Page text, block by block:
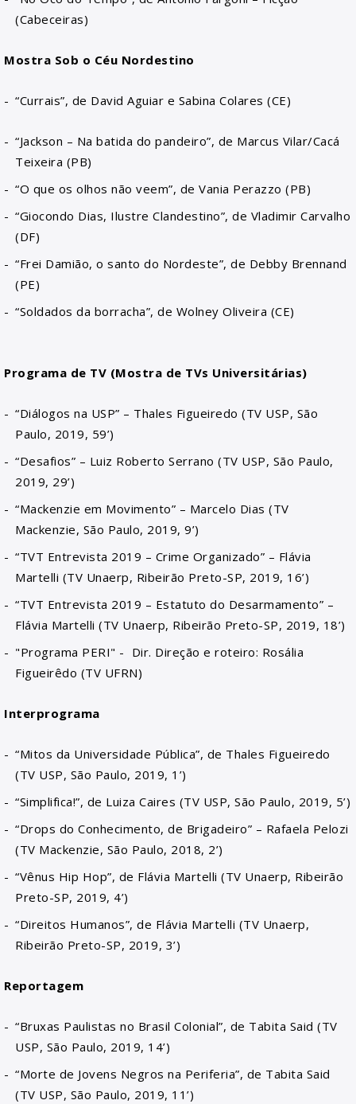
(Cabeceiras)
Mostra Sob o Céu Nordestino
“Currais”, de David Aguiar e Sabina Colares (CE)
“Jackson – Na batida do pandeiro”, de Marcus Vilar/Cacá
Teixeira (PB)
“O que os olhos não veem”, de Vania Perazzo (PB)
“Giocondo Dias, Ilustre Clandestino”, de Vladimir Carvalho
(DF)
“Frei Damião, o santo do Nordeste”, de Debby Brennand
(PE)
“Soldados da borracha”, de Wolney Oliveira (CE)
Programa de TV (Mostra de TVs Universitárias)
“Diálogos na USP” – Thales Figueiredo (TV USP, São
Paulo, 2019, 59’)
“Desafios” – Luiz Roberto Serrano (TV USP, São Paulo,
2019, 29’)
“Mackenzie em Movimento” – Marcelo Dias (TV
Mackenzie, São Paulo, 2019, 9’)
“TVT Entrevista 2019 – Crime Organizado” – Flávia
Martelli (TV Unaerp, Ribeirão Preto-SP, 2019, 16’)
“TVT Entrevista 2019 – Estatuto do Desarmamento” –
Flávia Martelli (TV Unaerp, Ribeirão Preto-SP, 2019, 18’)
"Programa PERI" - Dir. Direção e roteiro: Rosália
Figueirêdo (TV UFRN)
Interprograma
“Mitos da Universidade Pública”, de Thales Figueiredo
(TV USP, São Paulo, 2019, 1’)
“Simplifica!”, de Luiza Caires (TV USP, São Paulo, 2019, 5’)
“Drops do Conhecimento, de Brigadeiro” – Rafaela Pelozi
(TV Mackenzie, São Paulo, 2018, 2’)
“Vênus Hip Hop”, de Flávia Martelli (TV Unaerp, Ribeirão
Preto-SP, 2019, 4’)
“Direitos Humanos”, de Flávia Martelli (TV Unaerp,
Ribeirão Preto-SP, 2019, 3’)
Reportagem
“Bruxas Paulistas no Brasil Colonial”, de Tabita Said (TV
USP, São Paulo, 2019, 14’)
“Morte de Jovens Negros na Periferia”, de Tabita Said
(TV USP, São Paulo, 2019, 11’)